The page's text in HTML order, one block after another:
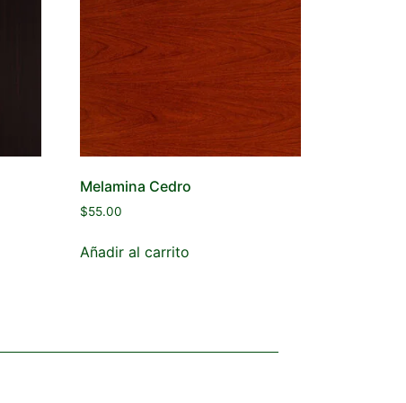
Melamina Cedro
$55.00
Añadir al carrito